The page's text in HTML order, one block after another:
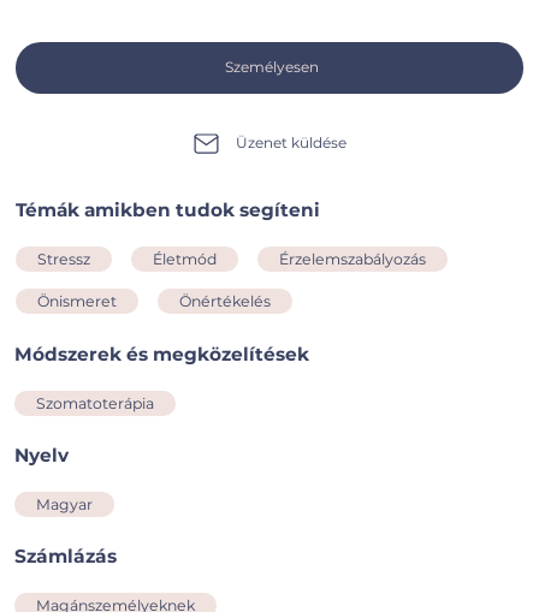
Személyesen
Üzenet küldése
Témák amikben tudok segíteni
Stressz Életmód Érzelemszabályozás
Önismeret Önértékelés
Módszerek és megközelítések
Szomatoterápia
Nyelv
Magyar
Számlázás
Magánszemélyeknek